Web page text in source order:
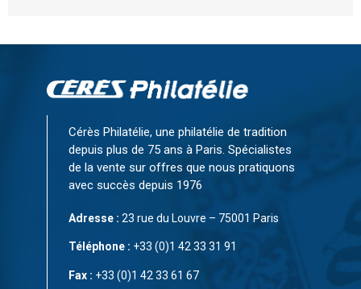
Cérès Philatélie, une philatélie de tradition
depuis plus de 75 ans à Paris. Spécialistes
de la vente sur offres que nous pratiquons
avec succès depuis 1976
Adresse : 23 rue du Louvre – 75001 Paris
Téléphone : +33 (0)1 42 33 31 91
Fax : +33 (0)1 42 33 61 67